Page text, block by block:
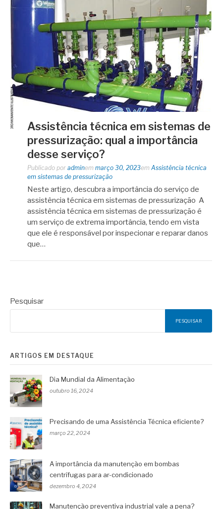
Assistência técnica em sistemas de
pressurização: qual a importância
desse serviço?
Publicado por adminem março 30, 2023em Assistência técnica
em sistemas de pressurização
Neste artigo, descubra a importância do serviço de
assistência técnica em sistemas de pressurização A
assistência técnica em sistemas de pressurização é
um serviço de extrema importância, tendo em vista
que ele é responsável por inspecionar e reparar danos
que…
Pesquisar
PESQUISAR
ARTIGOS EM DESTAQUE
Dia Mundial da Alimentação
outubro 16, 2024
Precisando de uma Assistência Técnica eficiente?
março 22, 2024
A importância da manutenção em bombas
centrífugas para ar-condicionado
dezembro 4, 2024
Manutenção preventiva industrial vale a pena?